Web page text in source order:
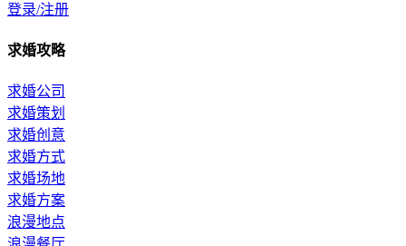
登录/注册
求婚攻略
求婚公司
求婚策划
求婚创意
求婚方式
求婚场地
求婚方案
浪漫地点